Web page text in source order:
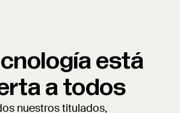
está
a todos
nuestros titulados,